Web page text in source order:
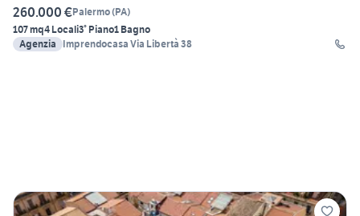
260.000 €Palermo(PA)
107 mq4 Locali3° Piano1 Bagno
Agenzia
Imprendocasa Via Libertà 38